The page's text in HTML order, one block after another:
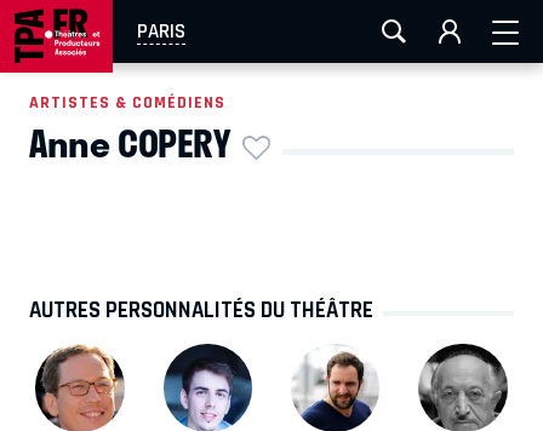
PARIS
AIX-MARSEILLE LA ROCHELLE
EN TOURNÉE
ARTISTES & COMÉDIENS
Anne COPERY
AUTRES PERSONNALITÉS DU THÉÂTRE